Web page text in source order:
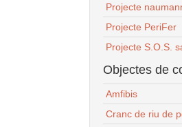
Projecte
Projecte PeriFer
Projecte S.O.S.
Objectes de
Amfibis
Cranc de riu de